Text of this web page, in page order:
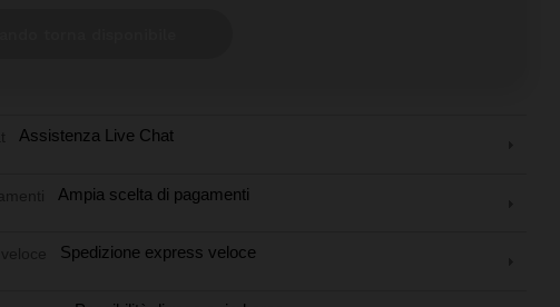
Assistenza Live Chat
Ampia scelta di pagamenti
Spedizione express veloce